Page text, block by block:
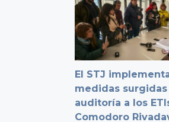
El STJ
medidas
auditoría a los
Comodoro